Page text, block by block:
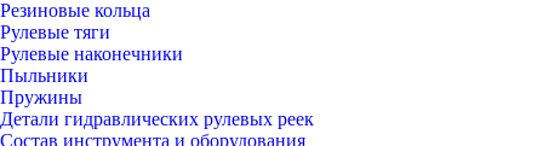
Резиновые кольца
Рулевые тяги
Рулевые наконечники
Пыльники
Пружины
Детали гидравлических рулевых реек
Состав инструмента и оборудования